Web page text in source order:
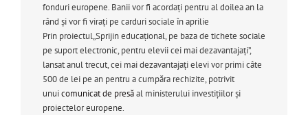
fonduri europene. Banii vor fi acordați pentru al doilea an la
rând și vor fi virați pe carduri sociale în aprilie
Prin proiectul„Sprijin educațional, pe baza de tichete sociale
pe suport electronic, pentru elevii cei mai dezavantajați”,
lansat anul trecut, cei mai dezavantajați elevi vor primi câte
500 de lei pe an pentru a cumpăra rechizite, potrivit
unuicomunicat de presăal ministerului investițiilor și
proiectelor europene.